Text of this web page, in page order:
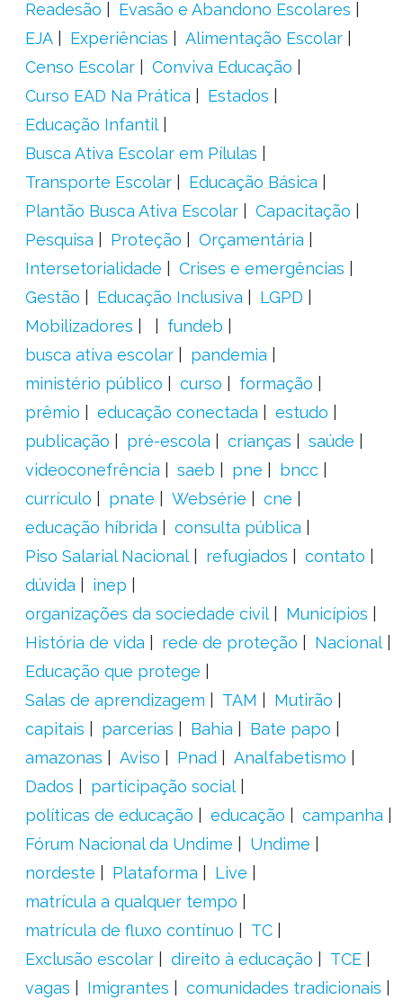
Readesão
Evasão e Abandono Escolares
EJA
Experiências
Alimentação Escolar
Censo Escolar
Conviva Educação
Curso EAD Na Prática
Estados
Educação Infantil
Busca Ativa Escolar em Pílulas
Transporte Escolar
Educação Básica
Plantão Busca Ativa Escolar
Capacitação
Pesquisa
Proteção
Orçamentária
Intersetorialidade
Crises e emergências
Gestão
Educação Inclusiva
LGPD
Mobilizadores
fundeb
busca ativa escolar
pandemia
ministério público
curso
formação
prêmio
educação conectada
estudo
publicação
pré-escola crianças
saúde
videoconefrência
saeb pne
bncc
currículo
pnate Websérie
cne
educação híbrida
consulta pública
Piso Salarial Nacional
refugiados
contato
dúvida
inep
organizações da sociedade civil
Municípios
História de vida
rede de proteção
Nacional
Educação que protege
Salas de aprendizagem
TAM
Mutirão
capitais
parcerias Bahia
Bate papo
amazonas
Aviso Pnad
Analfabetismo
Dados
participação social
políticas de educação
educação
campanha
Fórum Nacional da Undime
Undime
nordeste
Plataforma
Live
matrícula a qualquer tempo
matrícula de fluxo contínuo
TC
Exclusão escolar
direito à educação
TCE
vagas
Imigrantes
comunidades tradicionais